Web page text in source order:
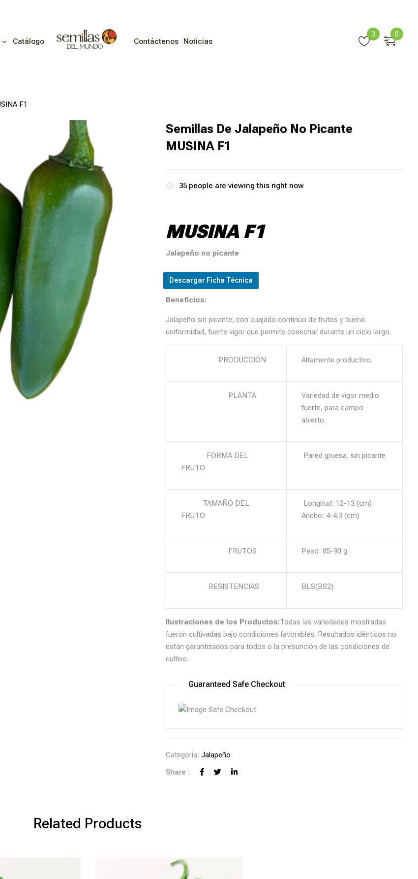
Catálogo Contáctenos Noticias
3 0
F1
Semillas De Jalapeño No Picante
MUSINA F1
35 people are viewing this right now
MUSINA F1
Jalapeño no picante
Descargar Ficha Técnica
Beneficios:
Jalapeño sin picante, con cuajado continuo de frutos y buena
uniformidad, fuerte vigor que permite cosechar durante un ciclo largo.
PRODUCCIÓN Altamente productivo.
PLANTA
Variedad de vigor medio
fuerte, para campo
abierto.
FORMA DEL
FRUTO
Pared gruesa, sin picante
TAMAÑO DEL
FRUTO
Longitud: 12-13 (cm)
Ancho: 4-4.3 (cm)
FRUTOS Peso: 85-90 g.
RESISTENCIAS BLS(BS2)
Ilustraciones de los Productos:Todas las variedades mostradas
fueron cultivadas bajo condiciones favorables. Resultados idénticos no
están garantizados para todos o la presunción de las condiciones de
cultivo.
Guaranteed Safe Checkout
Categoría:Jalapeño
Share :
Related Products